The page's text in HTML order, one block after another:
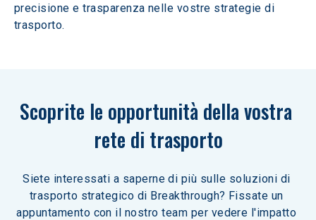
precisione e trasparenza nelle vostre strategie di
trasporto.
Scoprite le opportunità della vostra
rete di trasporto
Siete interessati a saperne di più sulle soluzioni di
trasporto strategico di Breakthrough? Fissate un
appuntamento con il nostro team per vedere l'impatto